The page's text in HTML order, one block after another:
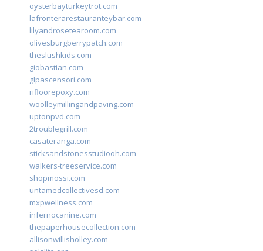
oysterbayturkeytrot.com
lafronterarestauranteybar.com
lilyandrosetearoom.com
olivesburgberrypatch.com
theslushkids.com
giobastian.com
glpascensori.com
rifloorepoxy.com
woolleymillingandpaving.com
uptonpvd.com
2troublegrill.com
casateranga.com
sticksandstonesstudiooh.com
walkers-treeservice.com
shopmossi.com
untamedcollectivesd.com
mxpwellness.com
infernocanine.com
thepaperhousecollection.com
allisonwillisholley.com